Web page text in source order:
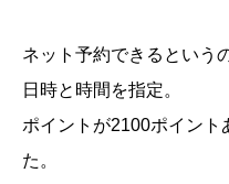
ネット予約できるという
日時と時間を指定。
ポイントが2100ポイント
た。